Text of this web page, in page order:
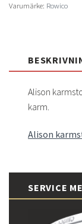
Varumärke: Rowico
Alison
karm.
Alison
SERVICE